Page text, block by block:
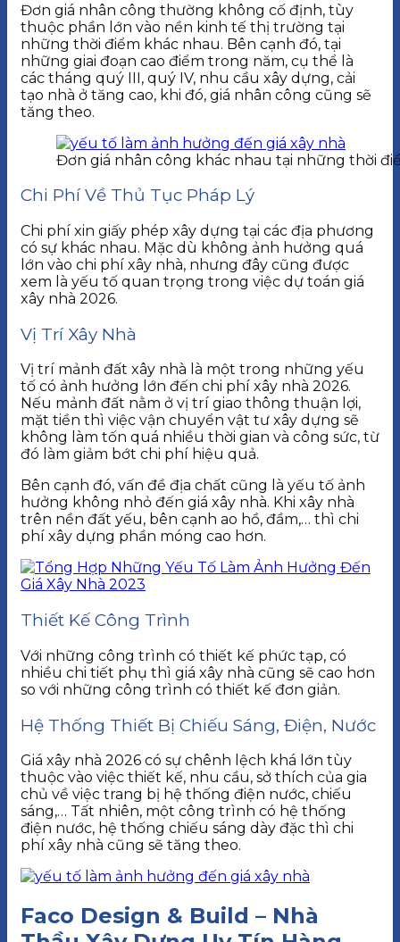
Đơn giá nhân công thường không cố định, tùy
thuộc phần lớn vào nền kinh tế thị trường tại
những thời điểm khác nhau. Bên cạnh đó, tại
những giai đoạn cao điểm trong năm, cụ thể là
các tháng quý III, quý IV, nhu cầu xây dựng, cải
tạo nhà ở tăng cao, khi đó, giá nhân công cũng sẽ
tăng theo.
Đơn giá nhân công khác nhau tại những thời
Chi Phí Về Thủ Tục Pháp Lý
Chi phí xin giấy phép xây dựng tại các địa phương
có sự khác nhau. Mặc dù không ảnh hưởng quá
lớn vào chi phí xây nhà, nhưng đây cũng được
xem là yếu tố quan trọng trong việc dự toán giá
xây nhà 2026.
Vị Trí Xây Nhà
Vị trí mảnh đất xây nhà là một trong những yếu
tố có ảnh hưởng lớn đến chi phí xây nhà 2026.
Nếu mảnh đất nằm ở vị trí giao thông thuận lợi,
mặt tiền thì việc vận chuyển vật tư xây dựng sẽ
không làm tốn quá nhiều thời gian và công sức, từ
đó làm giảm bớt chi phí hiệu quả.
Bên cạnh đó, vấn đề địa chất cũng là yếu tố ảnh
hưởng không nhỏ đến giá xây nhà. Khi xây nhà
trên nền đất yếu, bên cạnh ao hồ, đầm,… thì chi
phí xây dựng phần móng cao hơn.
Thiết Kế Công Trình
Với những công trình có thiết kế phức tạp, có
nhiều chi tiết phụ thì giá xây nhà cũng sẽ cao hơn
so với những công trình có thiết kế đơn giản.
Hệ Thống Thiết Bị Chiếu Sáng, Điện, Nước
Giá xây nhà 2026 có sự chênh lệch khá lớn tùy
thuộc vào việc thiết kế, nhu cầu, sở thích của gia
chủ về việc trang bị hệ thống điện nước, chiếu
sáng,… Tất nhiên, một công trình có hệ thống
điện nước, hệ thống chiếu sáng dày đặc thì chi
phí xây nhà cũng sẽ tăng theo.
Faco Design & Build – Nhà